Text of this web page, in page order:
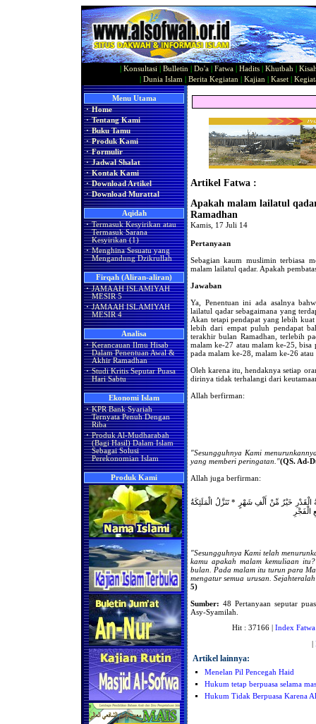
Konsultasi Bulletin Do'a Fatwa Hadits Khutbah
Dunia Islam Berita Kegiatan Kajian Kaset|
Menu Utama
· Home
· Tentang Kami
· Buku Tamu
· Produk Kami
· Formulir
· Jadwal Shalat
· Kontak Kami
· Download Artikel
· Download Murattal
Aqidah
· Termasuk Kesyirikan atau
Termasuk Sarana
Kesyirikan (1)
· Menghina Sesuatu yang
Mengandung Dzikrullah
Firqah (Aliran-aliran)
· JAMAAH ISLAMIYAH
MESIR 5
· JAMAAH ISLAMIYAH
MESIR 4
Analisa
· Kerancauan Ilmu Hisab
Dalam Penentuan Awal &
Akhir Ramadhan
· Studi Kritis Seputar Puasa
Hari Sabtu
Ekonomi Islam
· KPR Bank Syariah
Ternyata Penuh Dengan
Riba
· Produk Al-Mudharabah
(Bagi Hasil) Dalam Islam
Sebagai Solusi
Perekonomian Islam
Produk Kami
Artikel Fatwa :
Apakah malam lailatul
Ramadhan
Kamis, 17 Juli 14
Pertanyaan
Sebagian kaum muslimin terbiasa
malam lailatul qadar. Apakah
Jawaban
Ya, Penentuan ini ada asalnya
lailatul qadar sebagaimana yang
Akan tetapi pendapat yang lebih
lebih dari empat puluh pendapat
terakhir bulan Ramadhan, terlebih
malam ke-27 atau malam ke-25,
pada malam ke-28, malam ke-26
Oleh karena itu, hendaknya setiap
dirinya tidak terhalangi dari
Allah berfirman:
"Sesungguhnya Kami
yang memberi peringatan."(QS. Ad-
Allah juga berfirman:
الْقَدْرِ خَيْرٌ مِّنْ أَلْفِ شَهْرٍ * تَنَزَّلُ الْمَلَئِكَةُ
"Sesungguhnya Kami telah
kamu apakah malam kemuliaan
bulan. Pada malam itu turun para
mengatur semua urusan.
5)
Sumber: 48 Pertanyaan seputar
Asy-Syamilah.
Hit : 37166 | Index Fatwa
|
Artikel lainnya:
Menelan Pil Pencegah Haid
Hukum tetap berpuasa selama
Hukum Tidak Berpuasa Karena